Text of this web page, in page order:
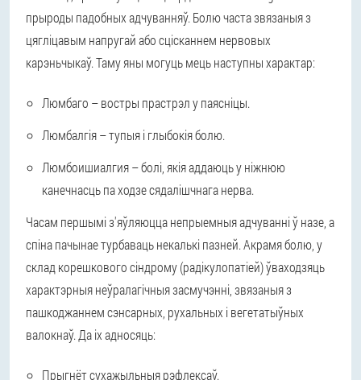
прыроды падобных адчуванняў. Болю часта звязаныя з
цягліцавым напругай або сцісканнем нервовых
карэньчыкаў. Таму яны могуць мець наступны характар:
Люмбаго – востры прастрэл у паясніцы.
Люмбалгія – тупыя і глыбокія болю.
Люмбоишиалгия – болі, якія аддаюць у ніжнюю
канечнасць па ходзе сядалішчнага нерва.
Часам першымі з'яўляюцца непрыемныя адчуванні ў назе, а
спіна пачынае турбаваць некалькі пазней. Акрамя болю, у
склад корешкового сіндрому (радікулопатіей) ўваходзяць
характэрныя неўралагічныя засмучэнні, звязаныя з
пашкоджаннем сэнсарных, рухальных і вегетатыўных
валокнаў. Да іх адносяць:
Прыгнёт сухажыльныя рэфлексаў.